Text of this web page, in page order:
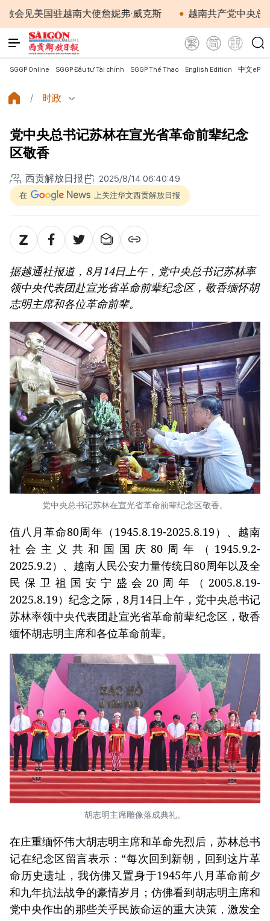
驻越南大使詹妮弗·威克斯 越南共产党中央总书记、
SGGP Online SGGP Đầu tư Tài chính SGGP Thể Thao English Edition 中文
时政
党中央总书记苏林在宣光省革命前辈纪念
区敬香
西贡解放日报 2025/8/14 06:40:49
在 上关注华文西贡解放日报
据越通社报道，8月14日上午，党中央总书记苏林率
领中央代表团赴宣光省革命前辈纪念区，敬香缅怀胡
志明主席和各位革命前辈。
党中央总书记苏林在宣光省革命前辈纪念区敬香。
值八月革命80周年（1945.8.19-2025.8.19）、越南
社会主义共和国国庆80周年（1945.9.2-
2025.9.2）、越南人民公安力量传统日80周年以及全
民保卫祖国安宁盛会20周年（2005.8.19-
2025.8.19）纪念之际，8月14日上午，党中央总书记
苏林率领中央代表团赴宣光省革命前辈纪念区，敬香
缅怀胡志明主席和各位革命前辈。
胡志明主席雕像落成典礼。
在庄重缅怀伟大胡志明主席和革命先烈后，苏林总书
记在纪念区留言表示：“每次回到新朝，回到这片革
命历史遗址，我仿佛又置身于1945年八月革命前夕
和九年抗法战争的豪情岁月；仿佛看到胡志明主席和
党中央作出的那些关乎民族命运的重大决策，激发全